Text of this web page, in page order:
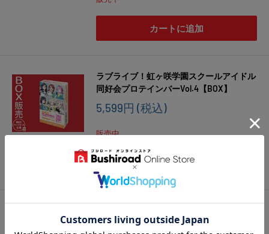
カートに追加
ラブライブ！虹ヶ咲学園スクールアイドル
同好会プロテインバーVol.4【BOX】
販
価
5,599円 (税込)
販売中
カートに追加
同好会プロテインバーVol.3【PACK】